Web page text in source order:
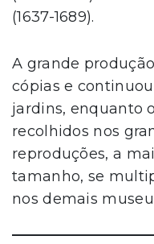
(1637-1689).
A grande
cópias e
jardins, enquanto
recolhidos nos
reproduções, a
tamanho, se
nos demais